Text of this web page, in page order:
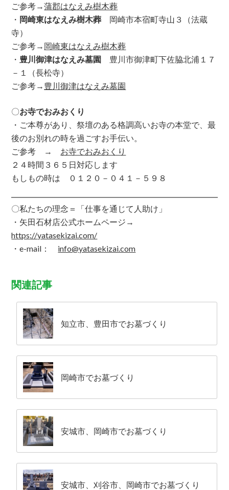
ご参考→蒲郡はなえみ樹木葬
・ 岡崎東はなえみ樹木葬 岡崎市本宿町寺山３（法蔵
寺）
ご参考→ 岡崎東はなえみ樹木葬
・ 豊川御津はなえみ墓園 豊川市御津町下佐脇北浦１７
－１（長松寺）
ご参考→ 豊川御津はなえみ墓園
〇お寺でおみおくり
・ご本尊があり、祭壇のある格調高いお寺の本堂で、最
後のお別れの時を過ごすお手伝い。
ご参考 → お寺でおみおくり
２４時間３６５日対応します
もしもの時は ０１２０－０４１－５９８
〇私たちの理念＝「仕事を通じて人助け」
・矢田石材店公式ホームページ→
https://yatasekizai.com/
・e-mail： info@yatasekizai.com
関連記事
知立市、豊田市でお墓づくり
岡崎市でお墓づくり
安城市、岡崎市でお墓づくり
安城市、刈谷市、岡崎市でお墓づくり